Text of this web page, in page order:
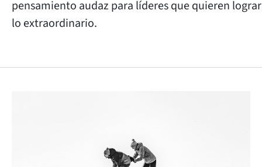
pensamiento audaz para líderes que quieren lograr
lo extraordinario.